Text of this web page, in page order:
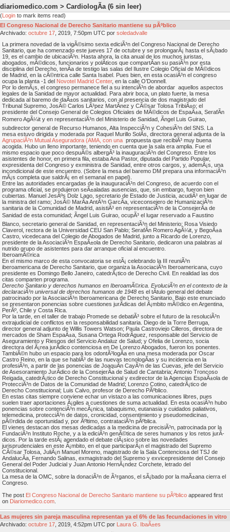
diariomedico.com > CardiologÃ­a (6 sin leer)
(Login to mark items read)
El Congreso Nacional de Derecho Sanitario mantiene su pÃºblico
Archivado: octubre 17 , 2019, 7:50pm UTC por soledadvalle
La primera novedad de la vigÃ©simo sexta ediciÃ³n del Congreso Nacional de Derecho
Sanitario, que ha comenzado este jueves 17 de octubre y se prolongarÃ¡ hasta el sÃ¡bado
19, es el cambio de ubicaciÃ³n. Hasta ahora, la cita anual de los muchos juristas,
abogados, mÃ©dicos, funcionarios y polÃ­ticos que compartÃ­an su pasiÃ³n por esta
disciplina del Derecho, tenÃ­a de testigo las salas del Ilustre Colegio Oficial de MÃ©dicos
de Madrid, en la cÃ©ntrica calle Santa Isabel. Pues bien, en esta ocasiÃ³n el congreso
ocupa la planta -1 del Novotel Madrid Center, en la calle O’Donnell.
Por lo demÃ¡s, el congreso permanece fiel a su intenciÃ³n de abordar aquellos aspectos
legales de la Sanidad de mayor actualidad. Para abrir boca, un plato fuerte, la mesa
dedicada al baremo de daÃ±os sanitarios, con al presencia de dos magistrado del
Tribunal Supremo, JosÃ© Carlos LÃ³pez MartÃ­nez y CÃ©sar Tolosa TribiÃ±o; el
presidente del Consejo General de Colegios Oficiales de MÃ©dicos de EspaÃ±a, SerafÃ­n
Romero AgÃ¼it y en representaciÃ³n del Ministerio de Sanidad, Ãngel Luis Guirao,
subdirector general de Recurso Humanos, Alta InspecciÃ³n y CohesiÃ³n del SNS. La
mesa estuvo dirigida y moderada por Raquel Murillo SolÃ­s, directora general adjunta de la
AgrupaciÃ³n Mutual Aseguradora (AMA, con una propuesta que recibiÃ³ muy buena
acogida. Hubo un lleno importante, teniendo en cuenta que la sala era amplia. Fue el
mismo espacio que poco despuÃ©s albergÃ³ la inauguraciÃ³n del Congreso. Entre los
asistentes de honor, en primera fila, estaba Ana Pastor, diputada del Partido Popular,
expresidenta del Congreso y exministra de Sanidad, entre otros cargos, y, ademÃ¡s, una
incondicional de este encuentro. (Sobre la mesa del baremo DM prepara una informaciÃ³n
mÃ¡s completa que saldrÃ¡ en el semanal en papel).
Entre las autoridades encargadas de la inauguraciÃ³n del Congreso, de acuerdo con el
programa oficial, se produjeron seÃ±aladas ausencias, que, sin embargo, fueron bien
cubiertas. Manuel JesÃºs Dolz Lago, secretario de Estado de Justicia, acudiÃ³ en lugar de
la ministra del ramo; JosÃ© MarÃ­a AntÃ³n GarcÃ­a, viceconsejero de HumanizaciÃ³n
sanitaria de la Comunidad de Madrid, asistiÃ³ en representaciÃ³n de la ConsejerÃ­a de
Sanidad de esta comunidad; Ãngel Luis Guirao, ocupÃ³ el lugar reservado a Faustino
Blanco, secretario general de Sanidad, en representaciÃ³n del Ministerio; Rosa Visiedo
Claverol, rectora de la Universidad CEU San Pablo; SerafÃ­n Romero AgÃ¼it, y BegoÃ±a
Castro, vicedecana del Colegio de Abogados de Madrid, junto a Ricardo de Lorenzo,
presidente de la AsociaciÃ³n EspaÃ±ola de Derecho Sanitario, dedicaron una palabras al
nutrido grupo de asistentes para dar arranque oficial al encuentro.
IberoamÃ©rica
En el mismo marco de esta convocatoria se estÃ¡ celebrando la III reuniÃ³n
iberoamericana de Derecho Sanitario, que organiza la AsociaciÃ³n Iberoamericana, cuyo
presidente es Domingo Bello Janeiro, catedrÃ¡tico de Derecho Civil. En realidad las dos
citas comparten programa.
Derecho Sanitario y derechos humanos en IberoamÃ©rica. EvoluciÃ³n en el contexto de la
declaraciÃ³n universal de derechos humanos de 1948 es el tÃ­tulo general del debate
patrocinado por la AsociaciÃ³n Iberoamericana de Derecho Sanitario. Bajo este enunciado
se presentaron ponencias sobre cuestiones jurÃ­dicas del Ã¡mbito mÃ©dico en Argentina,
PerÃº, Chile y Costa Rica.
Por la tarde, en el taller de trabajo Promede se debatiÃ³ sobre el futuro de la resoluciÃ³n
extrajudicial de conflictos en la responsabilidad sanitaria. Diego de la Torre Berruga,
director general adjunto de Willis Towers Watson; Paula Castroviejo Cilleros, directora de
mercados de Sham EspaÃ±a, Susana Ortega RodrÃ­guez, responsable del Servicio de
Aseguramiento y Riesgos del Servicio Andaluz de Salud; y Ofelia de Lorenzo, socia
directora del Ã¡rea jurÃ­dico contenciosa en De Lorenzo Abogados, fueron los ponentes.
TambiÃ©n hubo un espacio para los odontÃ³logÃ­a en una mesa moderada por Oscar
Castro Reino, en la que se hablÃ³ de las nuevas tecnologÃ­as y su incidencia en la
profesiÃ³n, a partir de las ponencias de JoaquÃ­n CayÃ³n de las Cuevas, jefe del Servicio
de Asesoramiento JurÃ­dico de la ConsejerÃ­a de Salud de Cantabria; Antonio Troncoso
Reigada, catedrÃ¡tico de Derecho Constitucional y exdirector de la Agencias EspaÃ±ola de
ProtecciÃ³n de Datos de la Comunidad de Madrid; Lorenzo Cotino, catedrÃ¡tico de
Derecho Constitucional; Luis Calvo, profesor de Derecho PÃºblico.
En estas citas siempre conviene echar un vistazo a las comunicaciones libres, pues
suelen traer aportaciones Ã¡giles a cuestiones de suma actualidad. En esta ocasiÃ³n hubo
ponencias sobre contenciÃ³n mecÃ¡nica, tabaquismo, eutanasia y cuidados paliativos,
telemedicina, protecciÃ³n de datos, cronicidad, consentimiento y pseudomedicinas,
pÃ©rdida de oportunidad y, por Ãºltimo, contrataciÃ³n pÃºblica.
El vienes destacan dos mesas dedicadas a la medicina de precisiÃ³n, patrocinada por la
FundaciÃ³n Instituto Roche, y a la ediciÃ³n genÃ©tica de seres humanos y los retos jurÃ­
dicos. Por la tarde estÃ¡ agendado el debate clÃ¡sico sobre las novedades
jurisprudenciales en este Ã¡mbito, en el que participarÃ¡n el magistrado del Supremo
CÃ©sar Tolosa, JuliÃ¡n Manuel Moreno, magistrado de la Sala Contenciosa del TSJ de
AndalucÃ­a, Fernando Salinas, exmagistrado del Supremo y exvicepresidente del Consejo
General del Poder Judicial y Juan Antonio HernÃ¡ndez Corchete, letrado del
Constitucional.
La mesa de la OMC, sobre la donaciÃ³n de Ã³rganos, el sÃ¡bado por la maÃ±ana cierra el
Congreso.
The post El Congreso Nacional de Derecho Sanitario mantiene su pÃºblico appeared first
on Diariomedico.com
Las mujeres sin pareja masculina representan ya el 6% de las fecundaciones in vitro
Archivado: octubre 17 , 2019, 4:52pm UTC por Laura G. IbaÃ±es